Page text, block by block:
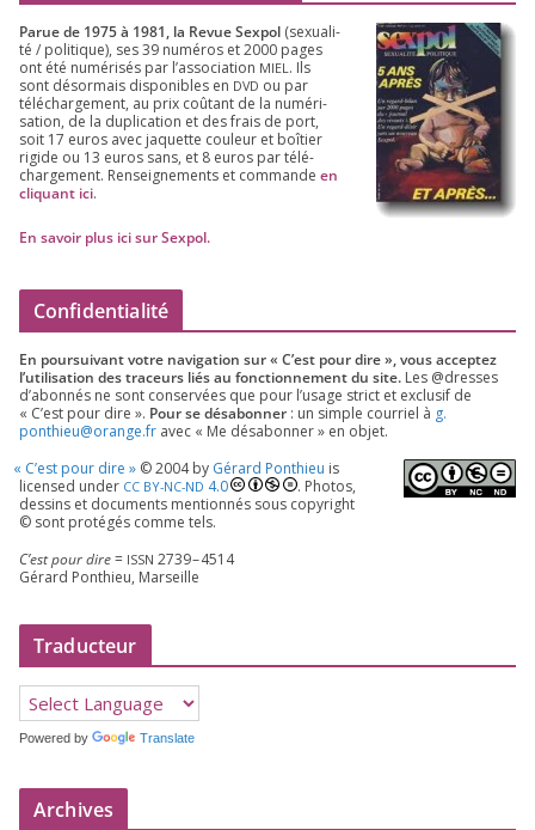
Parue de 1975à 1981, la Revue Sex­pol (sexua­li­
té /​ poli­tique), ses39 numé­ros et2000 pages
ont été numé­ri­sés par l’as­so­cia­tion MIEL . Ils
sont désor­mais dis­po­nibles en DVD ou par
télé­char­ge­ment, au prix coû­tant de la numé­ri­
sa­tion, de la dupli­ca­tion et des frais de port,
soit 17 euros avec jaquette cou­leur et boî­tier
rigide ou 13 euros sans, et 8 euros par télé­
char­ge­ment. Ren­sei­gne­ments et com­mande en
cli­quant ici.
En savoir plus ici sur Sexpol.
Confidentialité
En pour­sui­vant votre navi­ga­tion sur « C’est pour dire », vous accep­tez
l’utilisation des tra­ceurs liés au fonc­tion­ne­ment du site. Les @dresses
d’a­bon­nés ne sont conser­vées que pour l’u­sage strict et exclu­sif de
« C’est pour dire ». Pour se désa­bon­ner : un simple cour­riel à g.​
ponthieu@​orange.​fr avec « Me désa­bon­ner » en objet.
« C’est pour dire » ©2004by Gérard Ponthieu is
licen­sed under CC BY-NC-ND 4.0
. Photos,
des­sins et docu­ments men­tion­nés sous copy­right
© sont pro­té­gés comme tels.
C’est pour dire= ISSN 2739–4514
Gérard Ponthieu, Marseille
Traducteur
Powered by Translate
Archives